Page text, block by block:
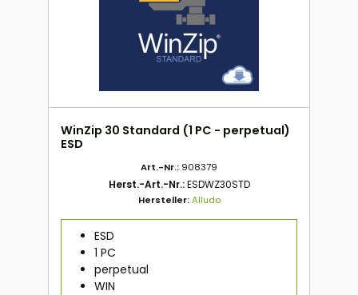
WinZip 30 Standard (1 PC - perpetual)
ESD
Art.-Nr.: 908379
Herst.-Art.-Nr.:ESDWZ30STD
Hersteller:Alludo
ESD
1 PC
perpetual
WIN